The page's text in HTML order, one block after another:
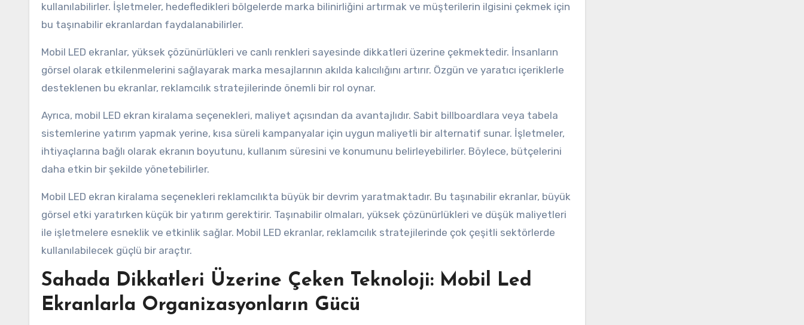
kullanılabilirler. İşletmeler, hedefledikleri bölgelerde marka bilinirliğini artırmak ve müşterilerin ilgisini çekmek için
bu taşınabilir ekranlardan faydalanabilirler.
Mobil LED ekranlar, yüksek çözünürlükleri ve canlı renkleri sayesinde dikkatleri üzerine çekmektedir. İnsanların
görsel olarak etkilenmelerini sağlayarak marka mesajlarının akılda kalıcılığını artırır. Özgün ve yaratıcı içeriklerle
desteklenen bu ekranlar, reklamcılık stratejilerinde önemli bir rol oynar.
Ayrıca, mobil LED ekran kiralama seçenekleri, maliyet açısından da avantajlıdır. Sabit billboardlara veya tabela
sistemlerine yatırım yapmak yerine, kısa süreli kampanyalar için uygun maliyetli bir alternatif sunar. İşletmeler,
ihtiyaçlarına bağlı olarak ekranın boyutunu, kullanım süresini ve konumunu belirleyebilirler. Böylece, bütçelerini
daha etkin bir şekilde yönetebilirler.
Mobil LED ekran kiralama seçenekleri reklamcılıkta büyük bir devrim yaratmaktadır. Bu taşınabilir ekranlar, büyük
görsel etki yaratırken küçük bir yatırım gerektirir. Taşınabilir olmaları, yüksek çözünürlükleri ve düşük maliyetleri
ile işletmelere esneklik ve etkinlik sağlar. Mobil LED ekranlar, reklamcılık stratejilerinde çok çeşitli sektörlerde
kullanılabilecek güçlü bir araçtır.
Sahada Dikkatleri Üzerine Çeken Teknoloji: Mobil Led
Ekranlarla Organizasyonların Gücü